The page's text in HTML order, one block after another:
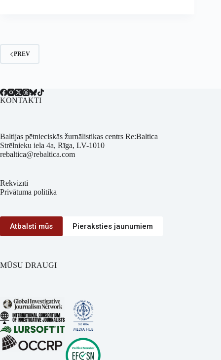
PREV
KONTAKTI
Baltijas pētnieciskās žurnālistikas centrs Re:Baltica
Strēlnieku iela 4a, Rīga, LV-1010
rebaltica@rebaltica.com
Rekvizīti
Privātuma politika
Atbalsti mūs Pieraksties jaunumiem
MŪSU DRAUGI